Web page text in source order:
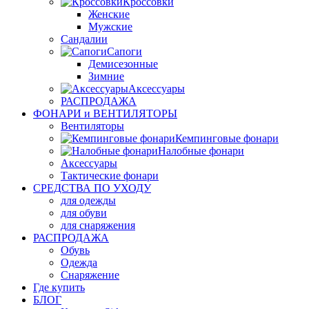
Женские
Мужские
Сандалии
Сапоги
Демисезонные
Зимние
Аксессуары
РАСПРОДАЖА
ФОНАРИ и ВЕНТИЛЯТОРЫ
Вентиляторы
Кемпинговые фонари
Налобные фонари
Аксессуары
Тактические фонари
СРЕДСТВА ПО УХОДУ
для одежды
для обуви
для снаряжения
РАСПРОДАЖА
Обувь
Одежда
Снаряжение
Где купить
БЛОГ